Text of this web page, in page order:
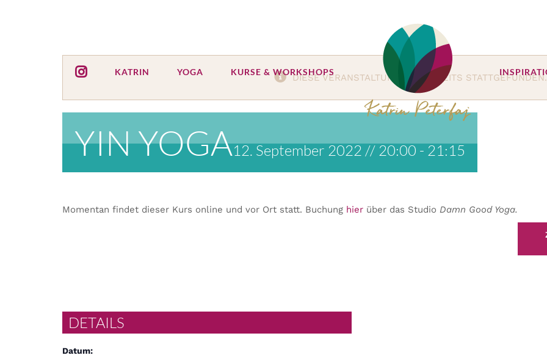
KATRIN YOGA KURSE & WORKSHOPS
DIESE VERANSTALTUNG HAT BEREITS STATTGEFUNDEN.
YIN YOGA12. September 2022 // 20:00 - 21:15
Momentan findet dieser Kurs online und vor Ort statt. Buchung hierüber das Studio Damn Good Yoga.
DETAILS
Datum: